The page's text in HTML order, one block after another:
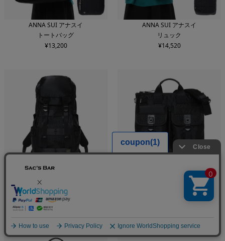
ANNA SUI アナスイ
トートバッグ
¥13,200
ANNA SUI アナスイ
リュック
¥14,520
PORTER ポーター バウンス
バックパック
¥137,500
PORTER ポーター バウンス
ヘルメットトートバッグ